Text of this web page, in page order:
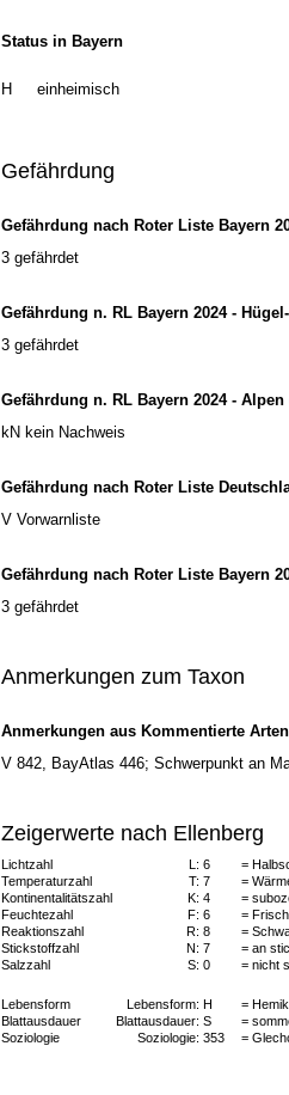
Status in Bayern
H einheimisch
Gefährdung
Gefährdung nach Roter Liste Bayern
3 gefährdet
Gefährdung n. RL Bayern 2024 -
3 gefährdet
Gefährdung n. RL Bayern 2024 - Alpen
kN kein Nachweis
Gefährdung nach Roter Liste
V Vorwarnliste
Gefährdung nach Roter Liste Bayern
3 gefährdet
Anmerkungen zum Taxon
Anmerkungen aus Kommentierte
V 842, BayAtlas 446; Schwerpunkt an
Zeigerwerte nach Ellenberg
Lichtzahl L: 6
=
Temperaturzahl
T: 7
=
Kontinentalitätszahl
K: 4
=
Feuchtezahl
F: 6
=
Reaktionszahl
R: 8
=
Stickstoffzahl
N: 7
= an
Salzzahl
S: 0 = nicht
Lebensform Lebensform: H
=
Blattausdauer
Blattausdauer: S
=
Soziologie
Soziologie: 353 =